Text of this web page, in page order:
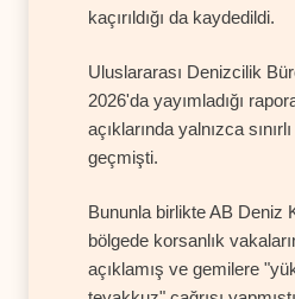
kaçırıldığı da kaydedildi.
Uluslararası Denizcilik
2026'da yayımladığı
açıklarında yalnızca
geçmişti.
Bununla birlikte AB Deniz
bölgede korsanlık
açıklamış ve gemilere